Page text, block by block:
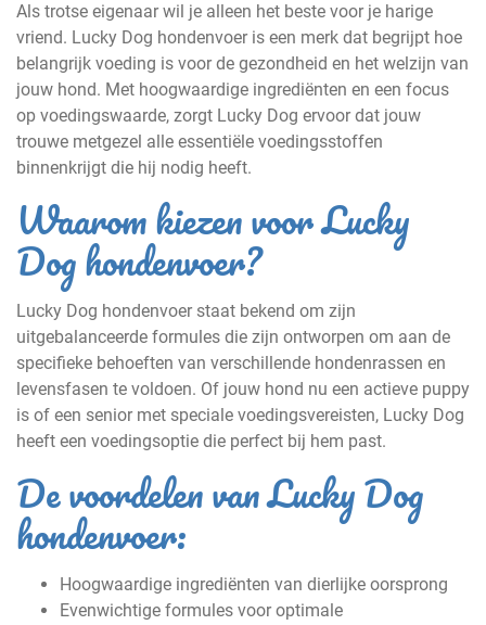
Als trotse eigenaar wil je alleen het beste voor je harige
vriend. Lucky Dog hondenvoer is een merk dat begrijpt hoe
belangrijk voeding is voor de gezondheid en het welzijn van
jouw hond. Met hoogwaardige ingrediënten en een focus
op voedingswaarde, zorgt Lucky Dog ervoor dat jouw
trouwe metgezel alle essentiële voedingsstoffen
binnenkrijgt die hij nodig heeft.
Waarom kiezen voor Lucky
Dog hondenvoer?
Lucky Dog hondenvoer staat bekend om zijn
uitgebalanceerde formules die zijn ontworpen om aan de
specifieke behoeften van verschillende hondenrassen en
levensfasen te voldoen. Of jouw hond nu een actieve puppy
is of een senior met speciale voedingsvereisten, Lucky Dog
heeft een voedingsoptie die perfect bij hem past.
De voordelen van Lucky Dog
hondenvoer:
Hoogwaardige ingrediënten van dierlijke oorsprong
Evenwichtige formules voor optimale